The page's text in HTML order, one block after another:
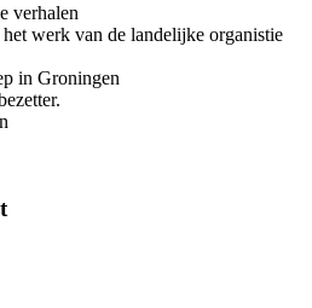
verhalen
werk van de landelijke organistie
in Groningen